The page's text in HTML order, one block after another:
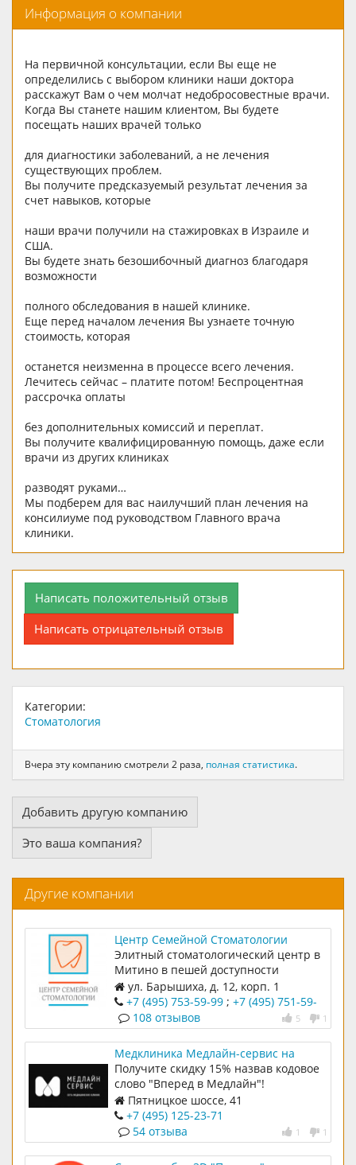
Информация о компании
На первичной консультации, если Вы еще не
определились с выбором клиники наши доктора
расскажут Вам о чем молчат недобросовестные врачи.
Когда Вы станете нашим клиентом, Вы будете
посещать наших врачей только
для диагностики заболеваний, а не лечения
существующих проблем.
Вы получите предсказуемый результат лечения за
счет навыков, которые
наши врачи получили на стажировках в Израиле и
США.
Вы будете знать безошибочный диагноз благодаря
возможности
полного обследования в нашей клинике.
Еще перед началом лечения Вы узнаете точную
стоимость, которая
останется неизменна в процессе всего лечения.
Лечитесь сейчас – платите потом! Беспроцентная
рассрочка оплаты
без дополнительных комиссий и переплат.
Вы получите квалифицированную помощь, даже если
врачи из других клиниках
разводят руками…
Мы подберем для вас наилучший план лечения на
консилиуме под руководством Главного врача
клиники.
Написать положительный отзыв
Написать отрицательный отзыв
Категории:
Стоматология
Вчера эту компанию смотрели 2 раза, полная статистика.
Добавить другую компанию
Это ваша компания?
Другие компании
Центр Семейной Стоматологии
Элитный стоматологический центр в
Митино в пешей доступности
ул. Барышиха, д. 12, корп. 1
+7 (495) 753-59-99 ; +7 (495) 751-59-
99
5 1
108 отзывов
Медклиника Медлайн-сервис на
Пятницком шоссе
Получите скидку 15% назвав кодовое
слово "Вперед в Медлайн"!
Пятницкое шоссе, 41
+7 (495) 125-23-71
1 1
54 отзыва